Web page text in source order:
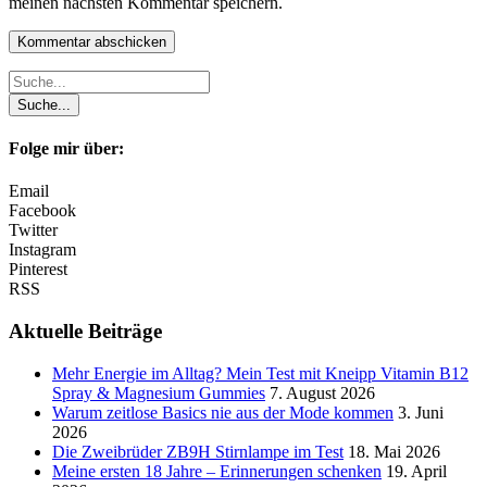
Folge mir über:
Email
Facebook
Twitter
Instagram
Pinterest
RSS
Aktuelle Beiträge
Mehr Energie im Alltag? Mein Test mit Kneipp Vitamin B12
Spray & Magnesium Gummies 7. August 2026
Warum zeitlose Basics nie aus der Mode kommen 3. Juni
2026
Die Zweibrüder ZB9H Stirnlampe im Test 18. Mai 2026
Meine ersten 18 Jahre – Erinnerungen schenken 19. April